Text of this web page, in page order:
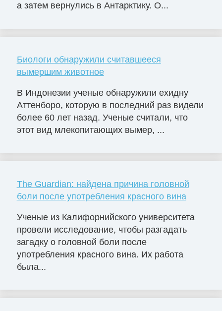
а затем вернулись в Антарктику. О...
Биологи обнаружили считавшееся
вымершим животное
В Индонезии ученые обнаружили ехидну
Аттенборо, которую в последний раз видели
более 60 лет назад. Ученые считали, что
этот вид млекопитающих вымер, ...
The Guardian: найдена причина головной
боли после употребления красного вина
Ученые из Калифорнийского университета
провели исследование, чтобы разгадать
загадку о головной боли после
употребления красного вина. Их работа
была...